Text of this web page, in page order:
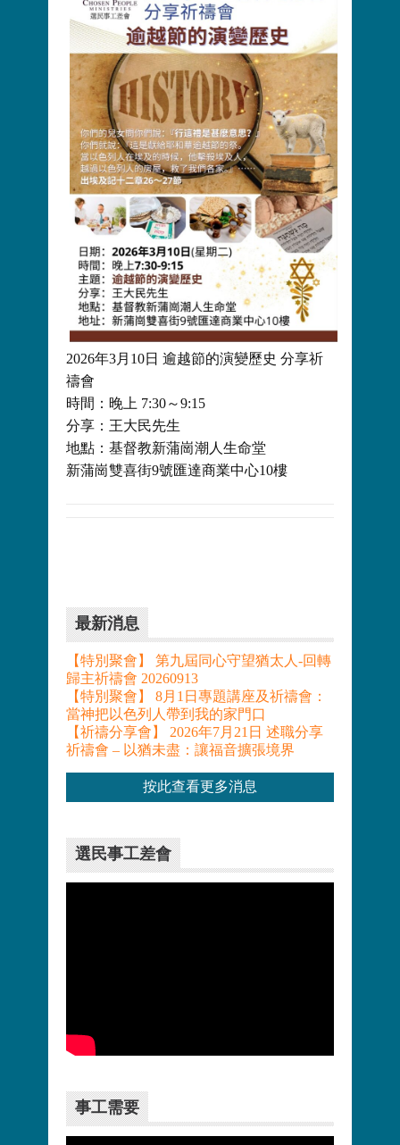
2026年3月10日 逾越節的演變歷史 分享祈
禱會
時間：晚上 7:30～9:15
分享：王大民先生
地點：基督教新蒲崗潮人生命堂
新蒲崗雙喜街9號匯達商業中心10樓
最新消息
【特別聚會】 第九屆同心守望猶太人-回轉
歸主祈禱會 20260913
【特別聚會】 8月1日專題講座及祈禱會：
當神把以色列人帶到我的家門口
【祈禱分享會】 2026年7月21日 述職分享
祈禱會 – 以猶未盡：讓福音擴張境界
按此查看更多消息
選民事工差會
事工需要